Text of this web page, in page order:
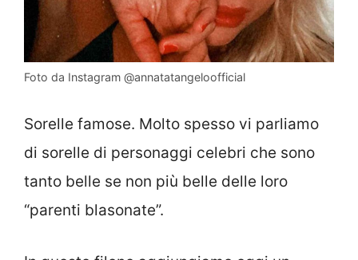
Foto da Instagram @annatatangeloofficial
Sorelle famose. Molto spesso vi parliamo
di sorelle di personaggi celebri che sono
tanto belle se non più belle delle loro
“parenti blasonate”.